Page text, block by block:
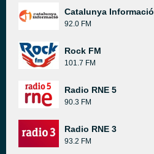
Catalunya Informació
92.0 FM
Rock FM
101.7 FM
Radio RNE 5
90.3 FM
Radio RNE 3
93.2 FM